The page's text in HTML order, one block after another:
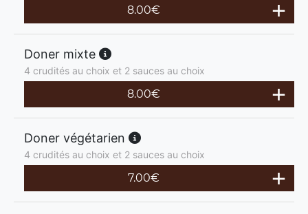
8.00€
Doner mixte
4 crudités au choix et 2 sauces au choix
8.00€
Doner végétarien
4 crudités au choix et 2 sauces au choix
7.00€